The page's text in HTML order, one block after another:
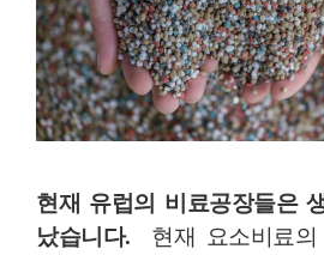
현재 유럽의 비료공장들은
났습니다.
현재 요소비료